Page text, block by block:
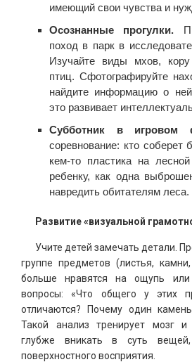
имеющий свои чувства и
Осознанные прогулки.
поход в парк в
Изучайте виды мхов,
птиц. Сфотографируйте
найдите информацию о
это развивает
Субботник в игровом
соревнование: кто соберет
кем-то пластика на
ребенку, как одна
навредить обитателям леса.
Развитие «визуальной
Учите детей замечать детали.
группе предметов (листья,
больше нравятся на ощупь
вопросы: «Что общего у этих
отличаются? Почему один
Такой анализ тренирует мозг и
глубже вникать в суть
поверхностного восприятия.